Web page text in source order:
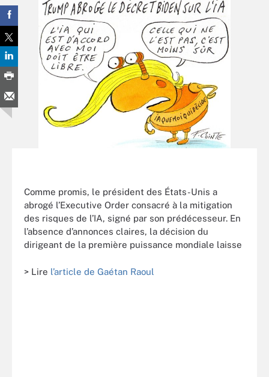
Comme promis, le président des États-Unis a
abrogé l’Executive Order consacré à la mitigation
des risques de l’IA, signé par son prédécesseur. En
l’absence d’annonces claires, la décision du
dirigeant de la première puissance mondiale laisse
> Lire l’article de Gaétan Raoul